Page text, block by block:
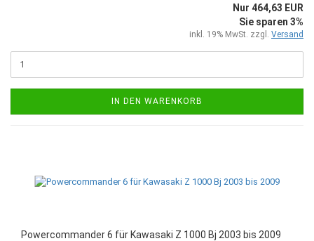
Nur 464,63 EUR
Sie sparen 3%
inkl. 19% MwSt. zzgl. Versand
IN DEN WARENKORB
Powercommander 6 für Kawasaki Z 1000 Bj 2003 bis 2009